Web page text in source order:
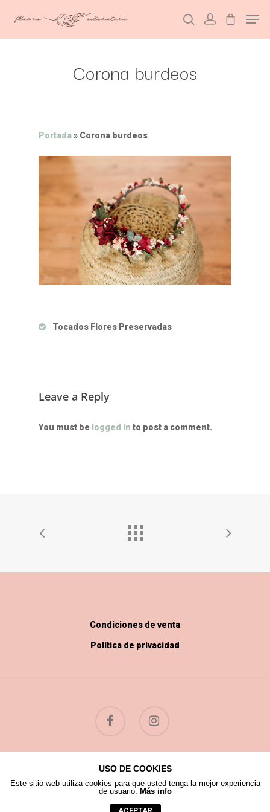
Hit enter to search or ESC to close
Corona burdeos
Portada» Corona burdeos
Tocados Flores Preservadas
Leave a Reply
You must be logged in to post a comment.
Condiciones de venta
Política de privacidad
© 2026 Flores Silvestres.
USO DE COOKIES
Este sitio web utiliza cookies para que usted tenga la mejor experiencia
de usuario. Más info